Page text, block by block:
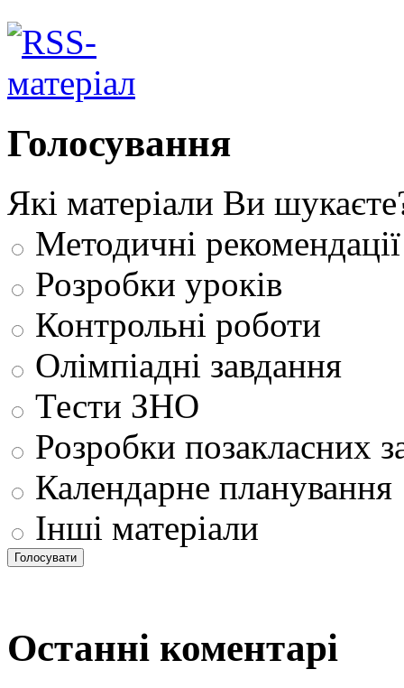
Голосування
Які матеріали Ви
Методичні рекомендації
Розробки уроків
Контрольні роботи
Олімпіадні завдання
Тести ЗНО
Розробки позакласних
Календарне планування
Інші матеріали
Останні коментарі